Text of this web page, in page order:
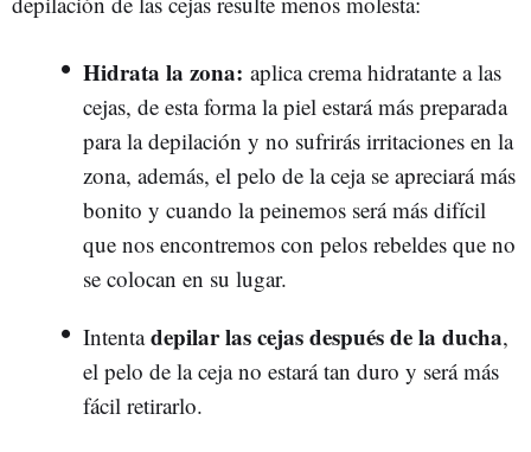
Hidrata la zona: aplica crema hidratante a las
cejas, de esta forma la piel estará más preparada
para la depilación y no sufrirás irritaciones en la
zona, además, el pelo de la ceja se apreciará más
bonito y cuando la peinemos será más difícil
que nos encontremos con pelos rebeldes que no
se colocan en su lugar.
Intentadepilar las cejasdespués de la ducha,
el pelo de la ceja no estará tan duro y será más
fácil retirarlo.